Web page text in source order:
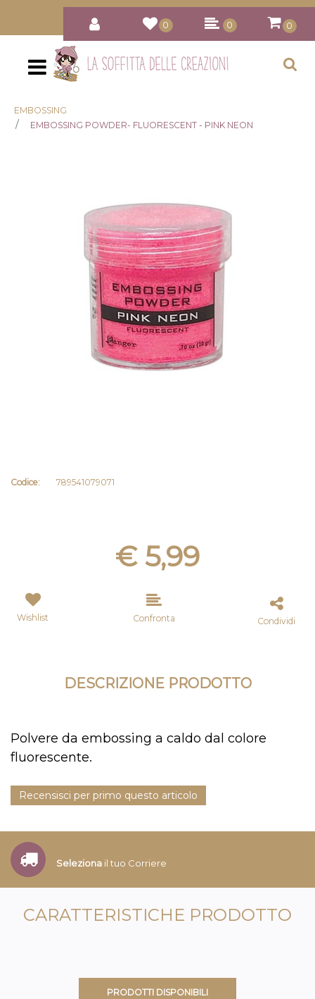
0 0 0
Open
EMBOSSING
EMBOSSING POWDER- FLUORESCENT - PINK NEON
Codice: 789541079071
€ 5,99
Wishlist Confronta Condividi
DESCRIZIONE PRODOTTO
Polvere da embossing a caldo dal colore
fluorescente.
Recensisci per primo questo articolo
Seleziona il tuo Corriere
CARATTERISTICHE PRODOTTO
PRODOTTI DISPONIBILI